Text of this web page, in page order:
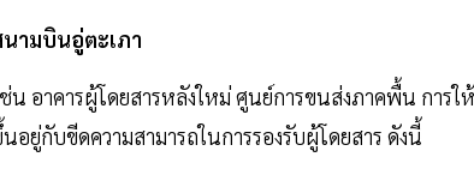
ามบินอู่ตะเภา
อาคารผู้โดยสารหลังใหม่ ศูนย์การขนส่งภาคพื้น การให้
ยู่กับขีดความสามารถในการรองรับผู้โดยสาร ดังนี้